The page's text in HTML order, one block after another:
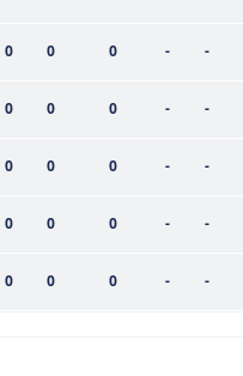
0 0 0 - -
0 0 0 - -
0 0 0 - -
0 0 0 - -
0 0 0 - -